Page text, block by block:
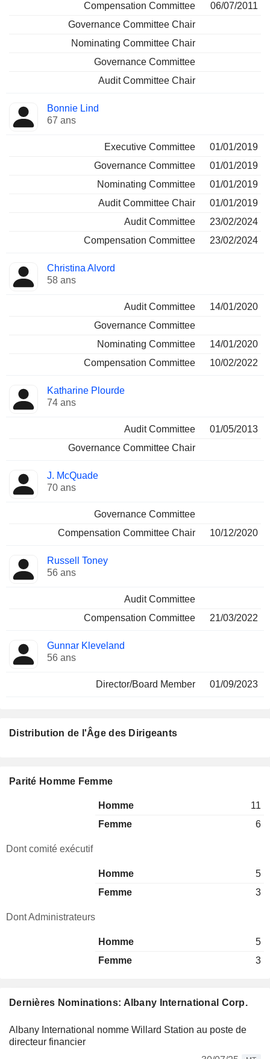
Compensation Committee
06/07/2011
Governance Committee Chair
Nominating Committee Chair
Governance Committee
Audit Committee Chair
Bonnie Lind
67 ans
Executive Committee
01/01/2019
Governance Committee
01/01/2019
Nominating Committee
01/01/2019
Audit Committee Chair
01/01/2019
Audit Committee
23/02/2024
Compensation Committee
23/02/2024
Christina Alvord
58 ans
Audit Committee
14/01/2020
Governance Committee
Nominating Committee
14/01/2020
Compensation Committee
10/02/2022
Katharine Plourde
74 ans
Audit Committee
01/05/2013
Governance Committee Chair
J. McQuade
70 ans
Governance Committee
Compensation Committee Chair
10/12/2020
Russell Toney
56 ans
Audit Committee
Compensation Committee
21/03/2022
Gunnar Kleveland
56 ans
Director/Board Member 01/09/2023
Dernières Nominations: Albany International Corp.
Albany International nomme Willard Station au poste de
directeur financier
Distribution de l'Âge des Dirigeants
Parité Homme Femme
Homme
11
Femme
6
Dont comité exécutif
Homme
5
Femme
3
Dont Administrateurs
Homme
5
Femme
3